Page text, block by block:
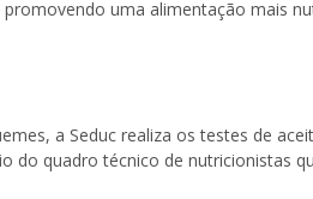
uma alimentação mais
a Seduc realiza os testes de
do quadro técnico de nutricionistas